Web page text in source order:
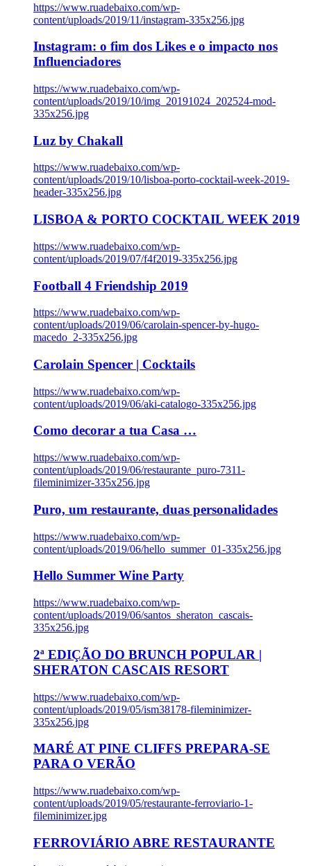
https://www.ruadebaixo.com/wp-
content/uploads/2019/11/instagram-335x256.jpg
Instagram: o fim dos Likes e o impacto nos
Influenciadores
https://www.ruadebaixo.com/wp-
content/uploads/2019/10/img_20191024_202524-mod-
335x256.jpg
Luz by Chakall
https://www.ruadebaixo.com/wp-
content/uploads/2019/10/lisboa-porto-cocktail-week-2019-
header-335x256.jpg
LISBOA & PORTO COCKTAIL WEEK 2019
https://www.ruadebaixo.com/wp-
content/uploads/2019/07/f4f2019-335x256.jpg
Football 4 Friendship 2019
https://www.ruadebaixo.com/wp-
content/uploads/2019/06/carolain-spencer-by-hugo-
macedo_2-335x256.jpg
Carolain Spencer | Cocktails
https://www.ruadebaixo.com/wp-
content/uploads/2019/06/aki-catalogo-335x256.jpg
Como decorar a tua Casa …
https://www.ruadebaixo.com/wp-
content/uploads/2019/06/restaurante_puro-7311-
fileminimizer-335x256.jpg
Puro, um restaurante, duas personalidades
https://www.ruadebaixo.com/wp-
content/uploads/2019/06/hello_summer_01-335x256.jpg
Hello Summer Wine Party
https://www.ruadebaixo.com/wp-
content/uploads/2019/06/santos_sheraton_cascais-
335x256.jpg
2ª EDIÇÃO DO BRUNCH POPULAR |
SHERATON CASCAIS RESORT
https://www.ruadebaixo.com/wp-
content/uploads/2019/05/ism38178-fileminimizer-
335x256.jpg
MARÉ AT PINE CLIFFS PREPARA-SE
PARA O VERÃO
https://www.ruadebaixo.com/wp-
content/uploads/2019/05/restaurante-ferroviario-1-
fileminimizer.jpg
FERROVIÁRIO ABRE RESTAURANTE